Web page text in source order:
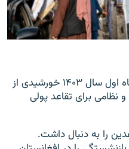
بر اساس دستور رهبر طالبان، از ماه اول سال ۱۴۰۳ خورشیدی از
نظامی برای تقاعد پولی
را به دنبال داشت.